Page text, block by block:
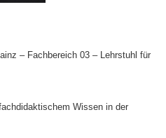
– Fachbereich 03 – Lehrstuhl für
Wissen in der